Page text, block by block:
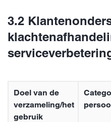
3.2
Doel van de
verzameling/het
gebruik